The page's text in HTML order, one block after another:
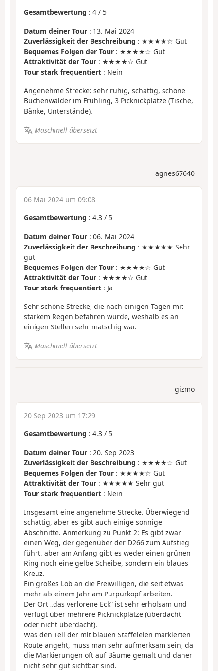
Gesamtbewertung : 4 / 5
Datum deiner Tour : 13. Mai 2024
Zuverlässigkeit der Beschreibung : ★★★★☆ Gut
Bequemes Folgen der Tour : ★★★★☆ Gut
Attraktivität der Tour : ★★★★☆ Gut
Tour stark frequentiert : Nein
Angenehme Strecke: sehr ruhig, schattig, schöne
Buchenwälder im Frühling, 3 Picknickplätze (Tische,
Bänke, Unterstände).
Maschinell übersetzt
agnes67640
06 Mai 2024 um 09:08
Gesamtbewertung : 4.3 / 5
Datum deiner Tour : 06. Mai 2024
Zuverlässigkeit der Beschreibung : ★★★★★ Sehr
gut
Bequemes Folgen der Tour : ★★★★☆ Gut
Attraktivität der Tour : ★★★★☆ Gut
Tour stark frequentiert : Ja
Sehr schöne Strecke, die nach einigen Tagen mit
starkem Regen befahren wurde, weshalb es an
einigen Stellen sehr matschig war.
Maschinell übersetzt
gizmo
20 Sep 2023 um 17:29
Gesamtbewertung : 4.3 / 5
Datum deiner Tour : 20. Sep 2023
Zuverlässigkeit der Beschreibung : ★★★★☆ Gut
Bequemes Folgen der Tour : ★★★★☆ Gut
Attraktivität der Tour : ★★★★★ Sehr gut
Tour stark frequentiert : Nein
Insgesamt eine angenehme Strecke. Überwiegend
schattig, aber es gibt auch einige sonnige
Abschnitte. Anmerkung zu Punkt 2: Es gibt zwar
einen Weg, der gegenüber der D266 zum Aufstieg
führt, aber am Anfang gibt es weder einen grünen
Ring noch eine gelbe Scheibe, sondern ein blaues
Kreuz.
Ein großes Lob an die Freiwilligen, die seit etwas
mehr als einem Jahr am Purpurkopf arbeiten.
Der Ort „das verlorene Eck” ist sehr erholsam und
verfügt über mehrere Picknickplätze (überdacht
oder nicht überdacht).
Was den Teil der mit blauen Staffeleien markierten
Route angeht, muss man sehr aufmerksam sein, da
die Markierungen oft auf Bäume gemalt und daher
nicht sehr gut sichtbar sind.